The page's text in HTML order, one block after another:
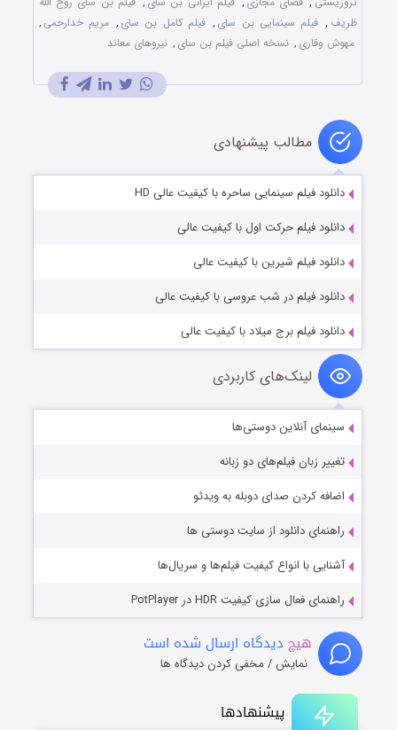
پیشنهادها
ظریف , فیلم سینمایی بن سای , فیلم کامل بن سای , مریم خدارحمی ,
مهوش وقاری , نسخه اصلی فیلم بن سای , نیروهای معاند
مطالب پیشنهادی
دانلود فیلم سینمایی ساحره با کیفیت عالی HD
دانلود فیلم حرکت اول با کیفیت عالی
دانلود فیلم شیرین با کیفیت عالی
دانلود فیلم در شب عروسی با کیفیت عالی
دانلود فیلم برج میلاد با کیفیت عالی
لینک‌های کاربردی
سینمای آنلاین دوستی‌ها
تغییر زبان فیلم‌های دو زبانه
اضافه کردن صدای دوبله به ویدئو
راهنمای دانلود از سایت دوستی ها
آشنایی با انواع کیفیت فیلم‌ها و سریال‌ها
راهنمای فعال سازی کیفیت HDR در PotPlayer
هیچ دیدگاه ارسال شده است
نمایش / مخفی کردن دیدگاه ها